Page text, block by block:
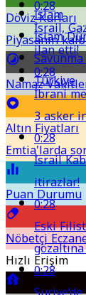
Döviz Kurları
Piyasanın
Namaz
Altın Fiyatları
Emtia'larda
Puan Durumu
Nöbetçi
Hızlı Erişim
İslam
İslam
Türkiye
0:28
İsrail,
ilan etti!
0:28
İbrani
3 asker
0:28
İsrail
itirazlar!
0:28
Eski
0:28